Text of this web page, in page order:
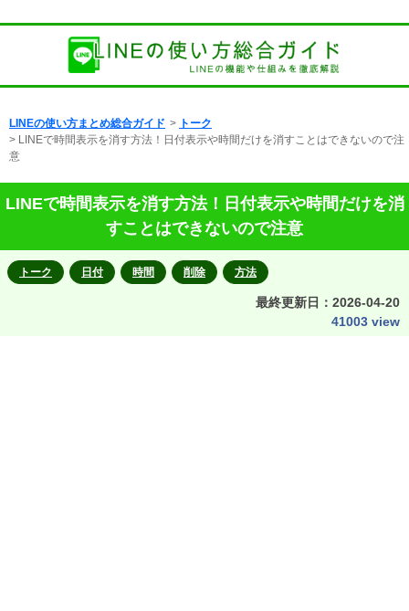
LINEの使い方まとめ総合ガイド > トーク
> LINEで時間表示を消す方法！日付表示や時間だけを消すことはできないので注
意
LINEで時間表示を消す方法！日付表示や時間だけを消
すことはできないので注意
トーク 日付 時間 削除 方法
最終更新日： 2026-04-20
41003 view